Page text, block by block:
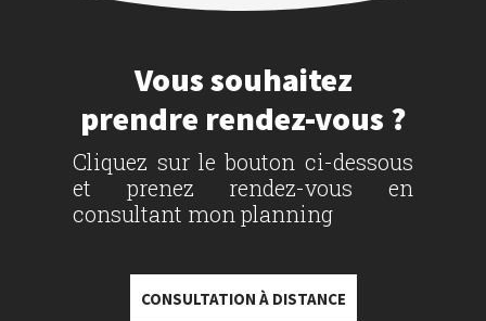
Vous souhaitez
prendre rendez-vous ?
Cliquez sur le bouton ci-dessous
et prenez rendez-vous en
consultant mon planning
CONSULTATION À DISTANCE